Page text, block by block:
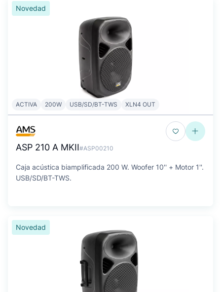
Novedad
ACTIVA 200W USB/SD/BT-TWS XLN4 OUT
ASP 210 A MKII#ASP00210
Caja acústica biamplificada 200 W. Woofer 10'' + Motor 1''.
USB/SD/BT-TWS.
Novedad